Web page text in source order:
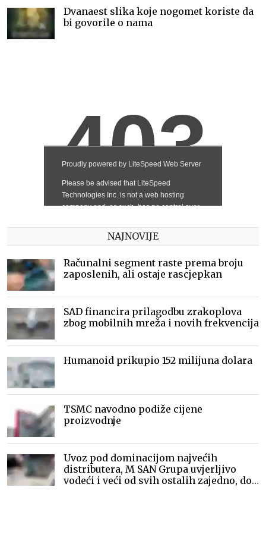
Dvanaest slika koje nogomet koriste da
bi govorile o nama
NAJNOVIJE
Računalni segment raste prema broju
zaposlenih, ali ostaje rascjepkan
SAD financira prilagodbu zrakoplova
zbog mobilnih mreža i novih frekvencija
Humanoid prikupio 152 milijuna dolara
TSMC navodno podiže cijene
proizvodnje
Uvoz pod dominacijom najvećih
distributera, M SAN Grupa uvjerljivo
vodeći i veći od svih ostalih zajedno, dok